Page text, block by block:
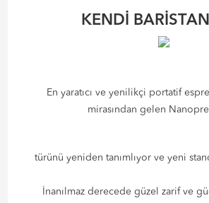
KENDİ
En yaratıcı ve yenilikçi portatif
mirasından gelen
türünü yeniden tanımlıyor ve yeni
İnanılmaz derecede güzel zarif ve